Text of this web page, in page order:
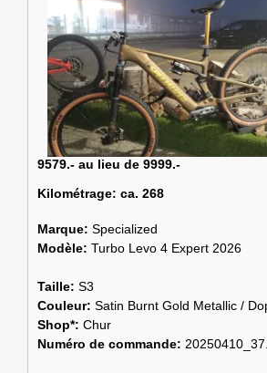
9579.- au lieu de 9999.-
Kilométrage: ca. 268
Marque: Specialized
Modèle: Turbo Levo 4 Expert 2026
Taille: S3
Couleur: Satin Burnt Gold Metallic /
Shop*: Chur
Numéro de commande: